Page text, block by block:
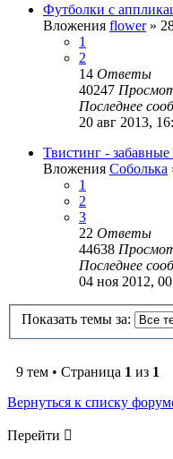
Футболки с
Вложения flower»
1
2
14 Ответы
40247
Последнее
20 авг 2013,
Твистинг -
Вложения Соболька
1
2
3
22 Ответы
44638
Последнее
04 ноя 2012,
Показать темы за:
9 тем • Страница 1 из 1
Вернуться к списку
Перейти